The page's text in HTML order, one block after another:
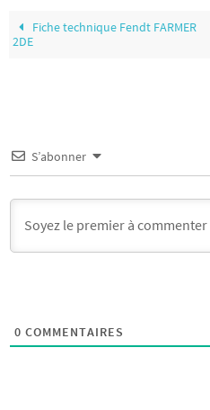
Fiche technique Fendt FARMER
2DE
S’abonner
0 COMMENTAIRES